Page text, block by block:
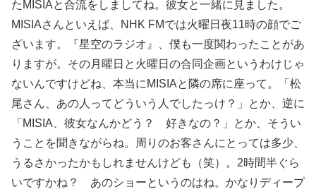
たMISIAと合流をしましてね。彼女と一緒に見ました。
MISIAさんといえば、NHK FMでは火曜日夜11時の顔でご
ざいます。『星空のラジオ』、僕も一度関わったことがあ
りますが。その月曜日と火曜日の合同企画というわけじゃ
ないんですけどね、本当にMISIAと隣の席に座って。「松
尾さん、あの人ってどういう人でしたっけ？」とか、逆に
「MISIA、彼女なんかどう？ 好きなの？」とか、そうい
うことを聞きながらね。周りのお客さんにとっては多少、
うるさかったかもしれませんけども（笑）。2時間半ぐら
いですかね？ あのショーというのはね。かなりディープ